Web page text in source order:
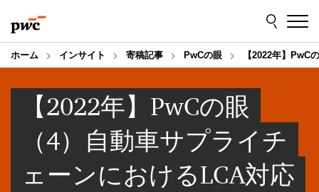
to
content
to
footer
ホーム インサイト 寄稿記事 PwCの眼 【2022年】PwC
【2022年】PwCの眼
（4）自動車サプライチ
ェーンにおけるLCA対応